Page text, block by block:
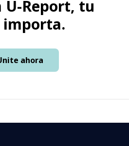
U-Report, tu
importa.
ahora